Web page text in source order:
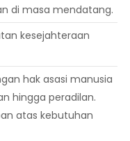
di masa mendatang.
kesejahteraan
hak asasi manusia
hingga peradilan.
atas kebutuhan